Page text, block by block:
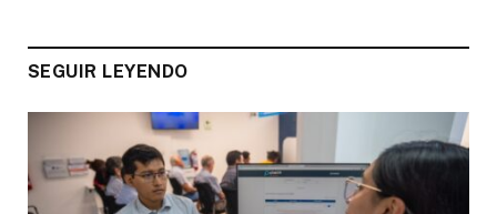
SEGUIR LEYENDO